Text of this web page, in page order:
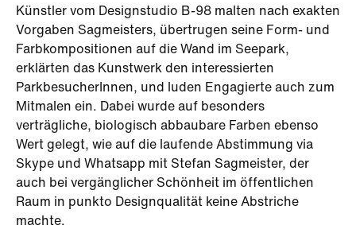
Künstler vom Designstudio B-98 malten nach exakten
Vorgaben Sagmeisters, übertrugen seine Form- und
Farbkompositionen auf die Wand im Seepark,
erklärten das Kunstwerk den interessierten
ParkbesucherInnen, und luden Engagierte auch zum
Mitmalen ein. Dabei wurde auf besonders
verträgliche, biologisch abbaubare Farben ebenso
Wert gelegt, wie auf die laufende Abstimmung via
Skype und Whatsapp mit Stefan Sagmeister, der
auch bei vergänglicher Schönheit im öffentlichen
Raum in punkto Designqualität keine Abstriche
machte.